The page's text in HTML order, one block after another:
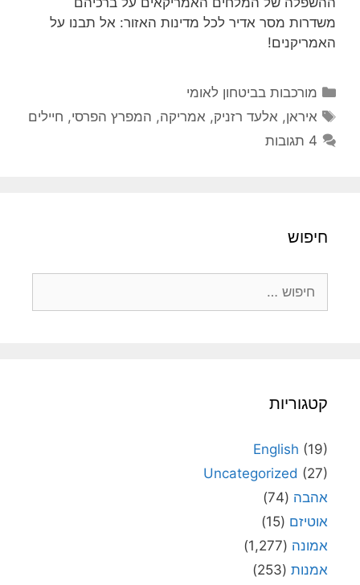
משדרות מסר אדיר לכל מדינות האזור: אל תבנו על
האמריקנים!
קטגוריות
מורכבות בביטחון לאומי
תגיות
איראן, אלעד רזניק, אמריקה, המפרץ הפרסי, חיילים
4 תגובות
חיפוש
קטגוריות
English (19)
Uncategorized (27)
אהבה (74)
אוטיזם (15)
אמונה (1,277)
אמנות (253)